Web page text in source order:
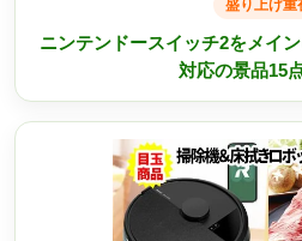
盛り上げ重
ニンテンドースイッチ2をメイ
対応の景品15